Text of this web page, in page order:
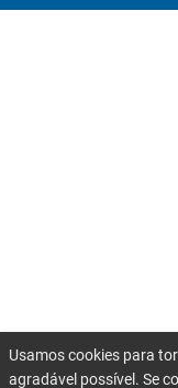
Usamos cookies para
agradável possível. Se